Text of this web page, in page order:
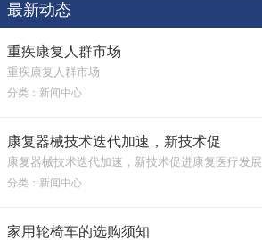
最新动态
重疾康复人群市场
重疾康复人群市场
分类：新闻中心
康复器械技术迭代加速，新技术促
康复器械技术迭代加速，新技术促进康复医疗发展
分类：新闻中心
家用轮椅车的选购须知